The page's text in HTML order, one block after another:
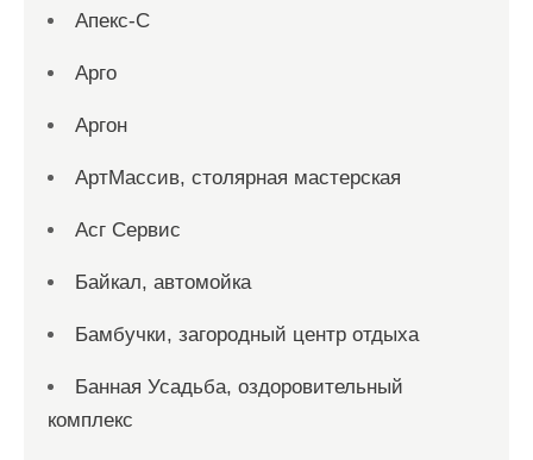
Апекс-С
Арго
Аргон
АртМассив, столярная мастерская
Асг Сервис
Байкал, автомойка
Бамбучки, загородный центр отдыха
Банная Усадьба, оздоровительный
комплекс